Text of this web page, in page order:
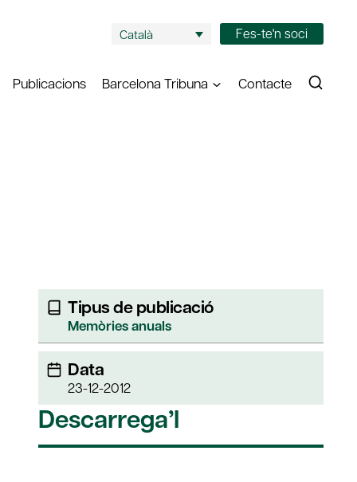
Català Fes-te'n soci
Publicacions Barcelona Tribuna Contacte
Tipus de publicació
Memòries anuals
Data
23-12-2012
Descarrega’l